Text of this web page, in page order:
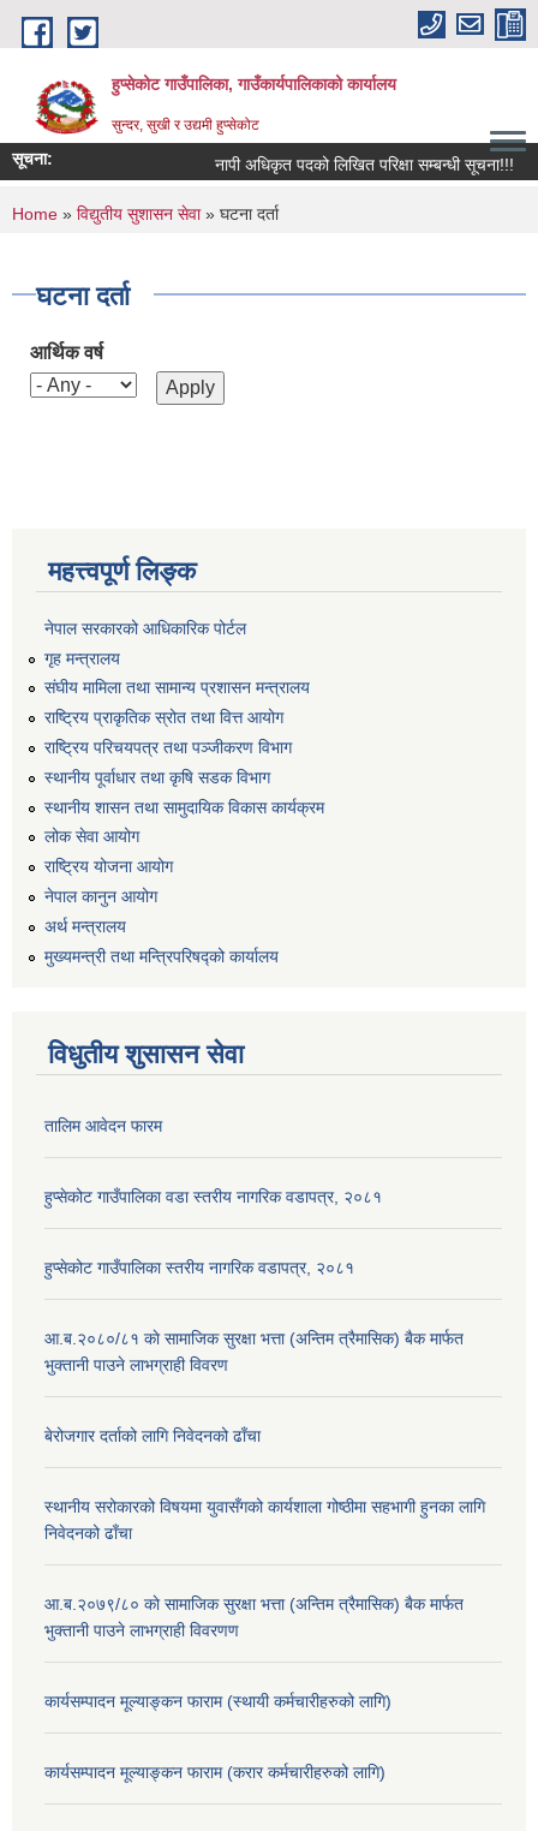
Skip to main content
हुप्सेकोट गाउँपालिका, गाउँकार्यपालिकाको कार्यालय
सुन्दर, सुखी र उद्यमी हुप्सेकोट
सूचना: नापी अधिकृत पदको लिखित परिक्षा सम्बन्धी सूचना!!!
You are here
Home » विद्युतीय सुशासन सेवा» घटना दर्ता
घटना दर्ता
आर्थिक वर्ष
महत्त्वपूर्ण लिङ्क
नेपाल सरकारको आधिकारिक पोर्टल
गृह मन्त्रालय
संघीय मामिला तथा सामान्य प्रशासन मन्त्रालय
राष्ट्रिय प्राकृतिक स्रोत तथा वित्त आयोग
राष्ट्रिय परिचयपत्र तथा पञ्जीकरण विभाग
स्थानीय पूर्वाधार तथा कृषि सडक विभाग
स्थानीय शासन तथा सामुदायिक विकास कार्यक्रम
लोक सेवा आयोग
राष्ट्रिय योजना आयोग
नेपाल कानुन आयोग
अर्थ मन्त्रालय
मुख्यमन्त्री तथा मन्त्रिपरिषद्को कार्यालय
विधुतीय शुसासन सेवा
तालिम आवेदन फारम
हुप्सेकोट गाउँपालिका वडा स्तरीय नागरिक वडापत्र, २०८१
हुप्सेकोट गाउँपालिका स्तरीय नागरिक वडापत्र, २०८१
आ.ब.२०८०/८१ काे सामाजिक सुरक्षा भत्ता (अन्तिम त्रैमासिक) बैक मार्फत
भुक्तानी पाउने लाभग्राही विवरण
बेरोजगार दर्ताको लागि निवेदनको ढाँचा
स्थानीय सरोकारको विषयमा युवासँगको कार्यशाला गोष्ठीमा सहभागी हुनका लागि
निवेदनको ढाँचा
आ.ब.२०७९/८० काे सामाजिक सुरक्षा भत्ता (अन्तिम त्रैमासिक) बैक मार्फत
भुक्तानी पाउने लाभग्राही विवरणण
कार्यसम्पादन मूल्याङ्कन फाराम (स्थायी कर्मचारीहरुको लागि)
कार्यसम्पादन मूल्याङ्कन फाराम (करार कर्मचारीहरुको लागि)